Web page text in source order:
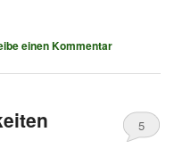
einen Kommentar
5